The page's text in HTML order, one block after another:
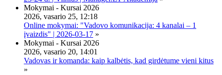
Mokymai - Kursai 2026
2026, vasario 25, 12:18
Online mokymai: "Vadovo komunikacija: 4 kanalai – 1
įvaizdis" | 2026-03-17 »
Mokymai - Kursai 2026
2026, vasario 20, 14:01
Vadovas ir komanda: kaip kalbėtis, kad girdėtume vieni kitus
»